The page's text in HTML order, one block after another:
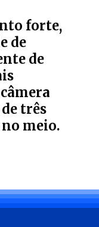
forte,
de
de
três
meio.